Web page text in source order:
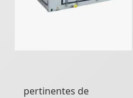
pertinentes de